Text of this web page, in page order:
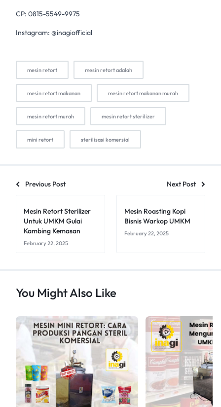
CP: 0815-5549-9975
Instagram: @inagiofficial
mesin retort mesin retort adalah
mesin retort makanan mesin retort makanan murah
mesin retort murah mesin retort sterilizer
mini retort sterilisasi komersial
Previous Post Next Post
Mesin Retort Sterilizer
Untuk UMKM Gulai
Kambing Kemasan
February 22, 2025
Mesin Roasting Kopi
Bisnis Warkop UMKM
February 22, 2025
You Might Also Like